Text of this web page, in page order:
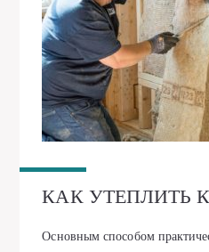
КАК УТЕПЛИТЬ
Основным способом